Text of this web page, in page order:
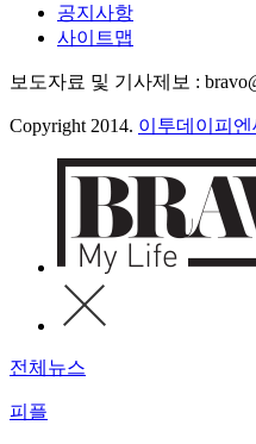
공지사항
사이트맵
보도자료 및 기사제보 :
Copyright 2014. 이투데이피엔
전체뉴스
피플